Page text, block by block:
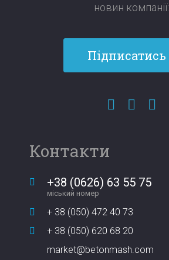
новин компанії:​​​​​​​
Підписатись
Контакти
+38 (0626) 63 55 75
міський номер
+ 38 (050) 472 40 73
+ 38 (050) 620 68 20
market@betonmash.com